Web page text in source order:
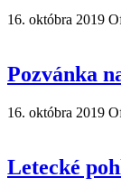
16. októbra 2019
Pozvánka
16. októbra 2019
Letecké